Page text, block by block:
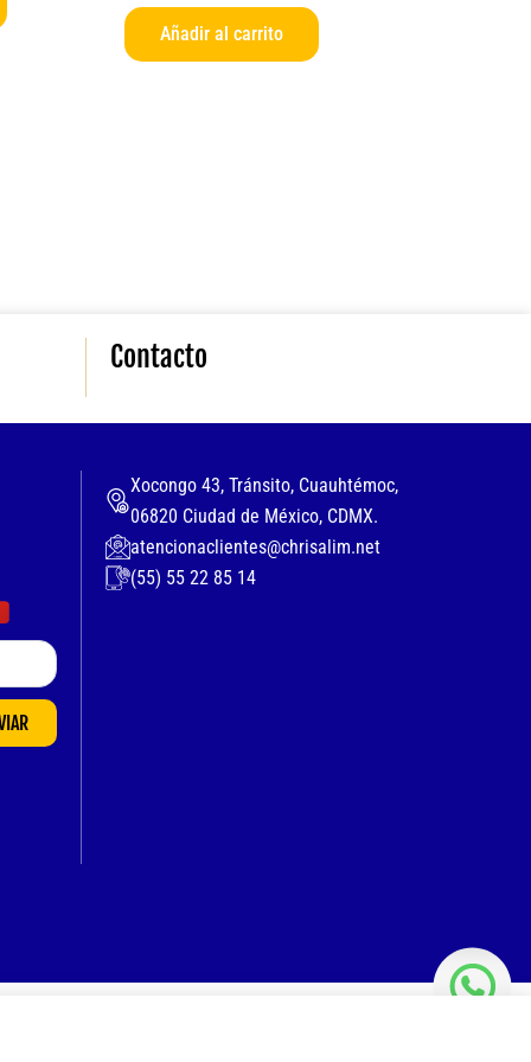
producto
Añadir al carrito
Contacto
Xocongo 43, Tránsito, Cuauhtémoc,
06820 Ciudad de México, CDMX.
atencionaclientes@chrisalim.net
(55) 55 22 85 14